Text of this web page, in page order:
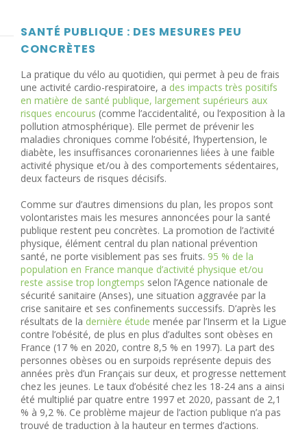
SANTÉ PUBLIQUE : DES MESURES PEU
CONCRÈTES
La pratique du vélo au quotidien, qui permet à peu de frais
une activité cardio-respiratoire, a des impacts très positifs
en matière de santé publique, largement supérieurs aux
risques encourus (comme l’accidentalité, ou l’exposition à la
pollution atmosphérique). Elle permet de prévenir les
maladies chroniques comme l’obésité, l’hypertension, le
diabète, les insuffisances coronariennes liées à une faible
activité physique et/ou à des comportements sédentaires,
deux facteurs de risques décisifs.
Comme sur d’autres dimensions du plan, les propos sont
volontaristes mais les mesures annoncées pour la santé
publique restent peu concrètes. La promotion de l’activité
physique, élément central du plan national prévention
santé, ne porte visiblement pas ses fruits. 95 % de la
population en France manque d’activité physique et/ou
reste assise trop longtemps selon l’Agence nationale de
sécurité sanitaire (Anses), une situation aggravée par la
crise sanitaire et ses confinements successifs. D’après les
résultats de la dernière étude menée par l’Inserm et la Ligue
contre l’obésité, de plus en plus d’adultes sont obèses en
France (17 % en 2020, contre 8,5 % en 1997). La part des
personnes obèses ou en surpoids représente depuis des
années près d’un Français sur deux, et progresse nettement
chez les jeunes. Le taux d’obésité chez les 18-24 ans a ainsi
été multiplié par quatre entre 1997 et 2020, passant de 2,1
% à 9,2 %. Ce problème majeur de l’action publique n’a pas
trouvé de traduction à la hauteur en termes d’actions.